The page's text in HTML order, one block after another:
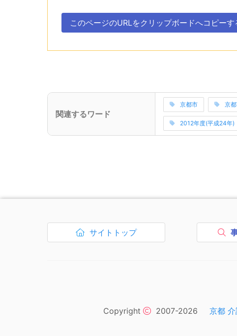
次のコンテンツはこのページのURLを、クリップ
ボタン、
このページのURLをクリップボードへコピーす
。
次のコンテンツはこの事業所に関連するワードを表
(サブタイトル)
関連するワード
京都市 京
2012年度(平成24年)
関連ワードの読み
ボタン1、
サイトトップ
を開く
ナビゲーションリンクはここまでです。
Copyright 2007-2026 京都